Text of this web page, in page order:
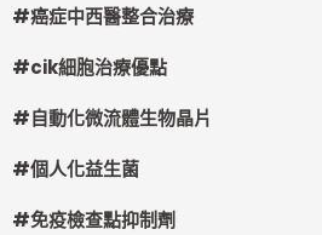
#癌症中西醫整合治療
#cik細胞治療優點
#自動化微流體生物晶片
#個人化益生菌
#免疫檢查點抑制劑